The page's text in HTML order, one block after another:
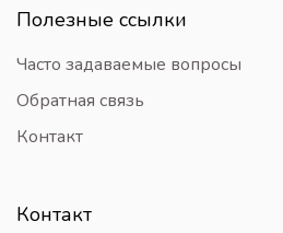
Полезные ссылки
Часто задаваемые вопросы
Обратная связь
Контакт
Контакт